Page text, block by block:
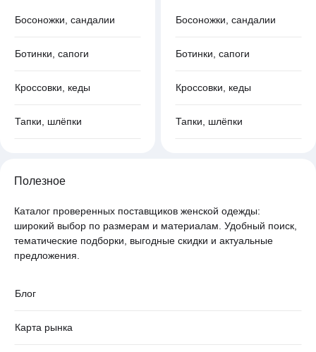
Полезное
Каталог проверенных поставщиков женской одежды:
широкий выбор по размерам и материалам. Удобный поиск,
тематические подборки, выгодные скидки и актуальные
предложения.
Блог
Карта рынка
Босоножки, сандалии
Ботинки, сапоги
Кроссовки, кеды
Тапки, шлёпки
Босоножки, сандалии
Ботинки, сапоги
Кроссовки, кеды
Тапки, шлёпки